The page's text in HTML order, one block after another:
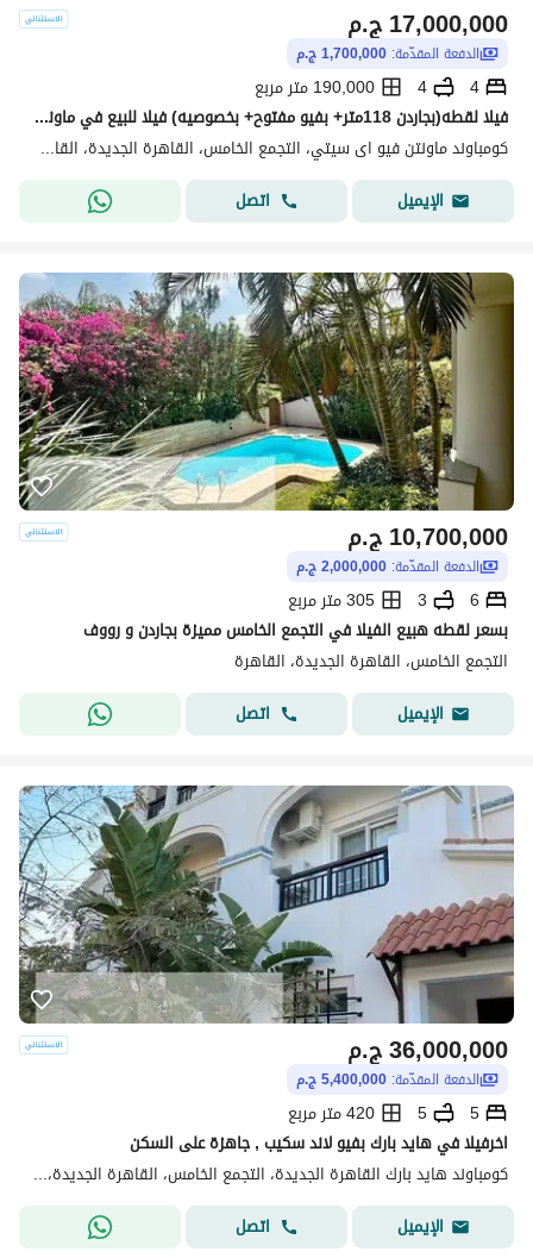
ج.م17,000,000
الدفعة المقدّمة: 1,700,000 ج.م
4
4
190,000 متر مربع
فيلا لقطه(بجاردن 118متر+ بفيو مفتوح+ بخصوصيه) فيلا للبيع في ماونتن فيوMountain View creek New Cairo بالقرب من Mivida وHyde Park وPalm Hills New Cairo
كومباوند ماونتن فيو اى سيتي، التجمع الخامس، القاهرة الجديدة، القاهرة
الإيميل
اتصل
ج.م10,700,000
الدفعة المقدّمة: 2,000,000 ج.م
6
3
305 متر مربع
بسعر لقطه هبيع الفيلا في التجمع الخامس مميزة بجاردن و رووف
التجمع الخامس، القاهرة الجديدة، القاهرة
الإيميل
اتصل
ج.م36,000,000
الدفعة المقدّمة: 5,400,000 ج.م
5
5
420 متر مربع
اخرفيلا في هايد بارك بفيو لاند سكيب , جاهزة على السكن
كومباوند هايد بارك القاهرة الجديدة، التجمع الخامس، القاهرة الجديدة، القاهرة
الإيميل
اتصل